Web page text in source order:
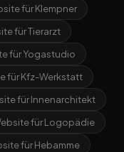
für Klempner
für Tierarzt
für Yogastudio
für Kfz-Werkstatt
für Innenarchitekt
für Logopädie
für Hebamme